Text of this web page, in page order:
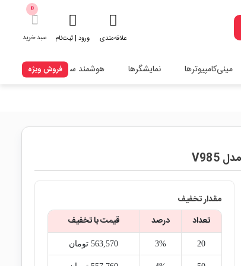
علاقه‌مندی ورود | ثبت‌نام
0
سبد خرید
مینی‌کامپیوترها نمایشگرها هوشمند سازیفروش ویژه
مقدار تخفیف
تعداد
درصد قیمت با تخفیف
20
3% 563,570‎ تومان